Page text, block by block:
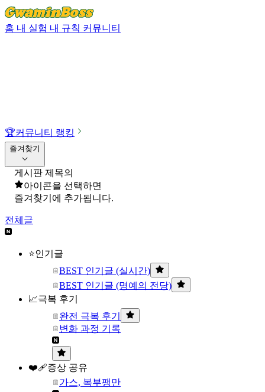
홈 내 실험 내 규칙 커뮤니티
🏆커뮤니티 랭킹
즐겨찾기
게시판 제목의
아이콘을 선택하면
즐겨찾기에 추가됩니다.
전체글
⭐인기글
BEST 인기글 (실시간)
BEST 인기글 (명예의 전당)
📈극복 후기
완전 극복 후기
변화 과정 기록
❤️‍🩹증상 공유
가스, 복부팽만